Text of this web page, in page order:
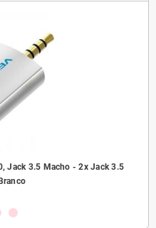
Jack 3.5 Macho - 2x Jack 3.5